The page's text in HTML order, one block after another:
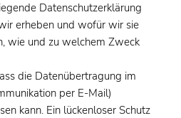
Datenschutzerklärung
erheben und wofür wir sie
wie und zu welchem Zweck
die Datenübertragung im
per E-Mail)
kann. Ein lückenloser Schutz